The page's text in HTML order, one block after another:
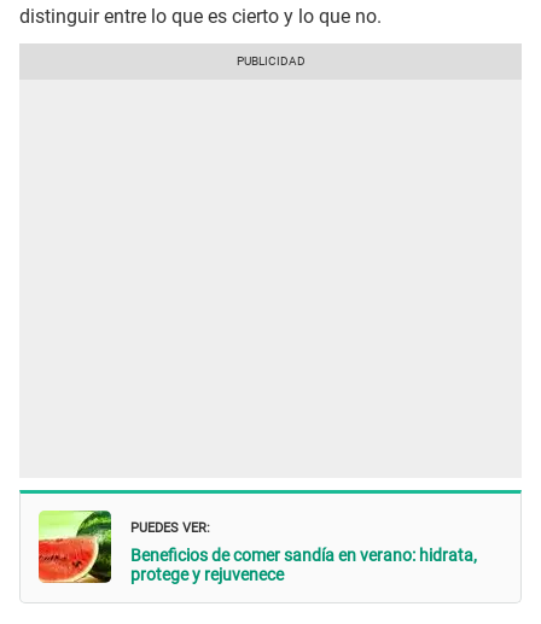
distinguir entre lo que es cierto y lo que no.
PUEDES VER:
Beneficios de comer sandía en verano: hidrata,
protege y rejuvenece